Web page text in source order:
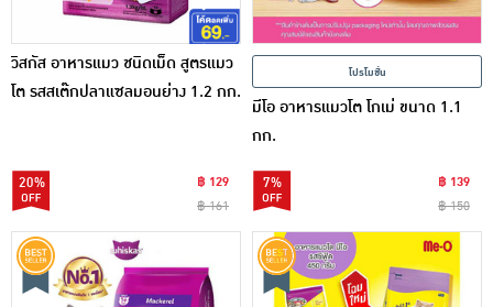
วิสกัส อาหารแมว ชนิดเม็ด สูตรแมว
โต รสสเต๊กปลาแซลมอนย่าง 1.2 กก.
20%
฿ 129
฿ 161
โปรโมชั่น
มีโอ อาหารแมวโต โกเม่ ขนาด 1.1
กก.
7%
฿ 139
฿ 150